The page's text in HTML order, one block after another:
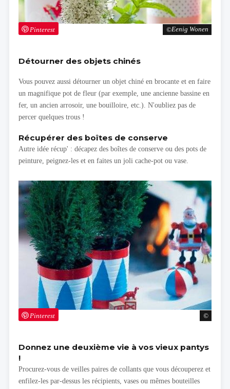
Eenig Wonen
Pinterest
Pinterest
Détourner des objets chinés
Vous pouvez aussi détourner un objet chiné en brocante et en faire
un magnifique pot de fleur (par exemple, une ancienne bassine en
fer, un ancien arrosoir, une bouilloire, etc.). N'oubliez pas de
percer quelques trous !
Récupérer des boîtes de conserve
Autre idée récup' : décapez des boîtes de conserve ou des pots de
peinture, peignez-les et en faites un joli cache-pot ou vase.
Donnez une deuxième vie à vos vieux pantys
!
Procurez-vous de veilles paires de collants que vous découperez et
enfilez-les par-dessus les récipients, vases ou mêmes bouteilles